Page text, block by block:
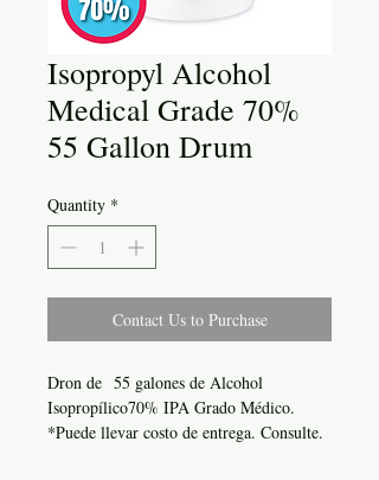
Isopropyl Alcohol
Medical Grade 70%
55 Gallon Drum
Quantity *
Contact Us to Purchase
Dron de 55 galones de Alcohol
Isopropílico70% IPA Grado Médico.
*Puede llevar costo de entrega. Consulte.